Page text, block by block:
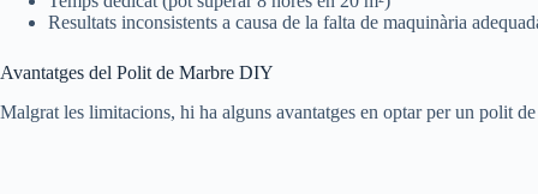
Resultats inconsistents a causa de la falta de maquinària
Avantatges del Polit de Marbre DIY
Malgrat les limitacions, hi ha alguns avantatges en optar per un polit